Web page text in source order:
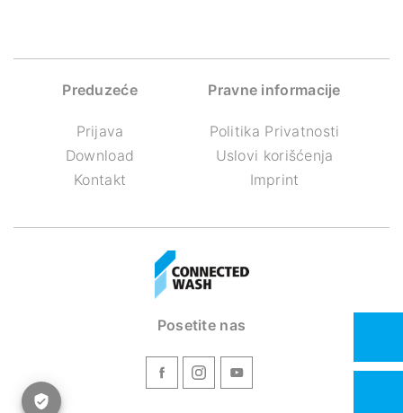
Preduzeće
Prijava
Download
Kontakt
Pravne informacije
Politika Privatnosti
Uslovi korišćenja
Imprint
Posetite nas